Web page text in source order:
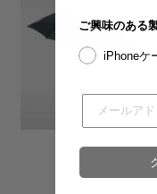
※在庫は前日までの情報
※売り切れやお取り置き
※最新の在庫状況は店舗
ご興味のある
iPhoneケ